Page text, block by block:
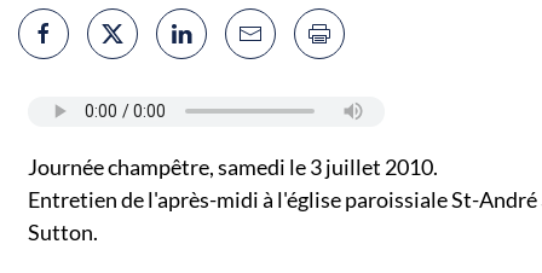
Journée champêtre, samedi le 3 juillet 2010.
Entretien de l'après-midi à l'église paroissiale St-André
Sutton.